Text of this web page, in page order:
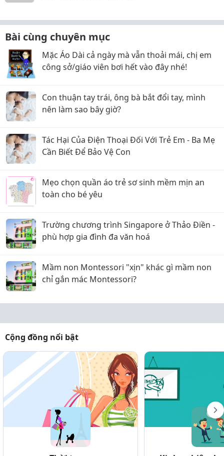
Bài cùng chuyên mục
Mặc Áo Dài cả ngày mà vẫn thoải mái, chị em
công sở/giáo viên bơi hết vào đây nhé!
Con thuận tay trái, ông bà bắt đổi tay, mình
nên làm sao bây giờ?
Tác Hại Của Điện Thoại Đối Với Trẻ Em - Ba Mẹ
Cần Biết Để Bảo Vệ Con
Mẹo chọn quần áo trẻ sơ sinh mềm mịn an
toàn cho bé yêu
Trường chương trình Singapore ở Thảo Điền -
phù hợp gia đình đa văn hoá
Mầm non Montessori "xịn" khác gì mầm non
chỉ gắn mác Montessori?
Cộng đồng nổi bật